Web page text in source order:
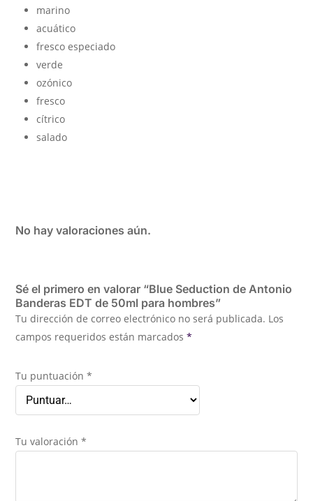
marino
acuático
fresco especiado
verde
ozónico
fresco
cítrico
salado
No hay valoraciones aún.
Sé el primero en valorar “Blue Seduction de Antonio
Banderas EDT de 50ml para hombres”
Tu dirección de correo electrónico no será publicada. Los
campos requeridos están marcados*
Tu puntuación*
Tu valoración*